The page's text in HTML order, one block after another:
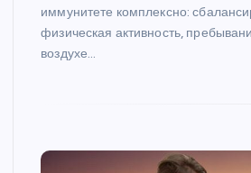
иммунитете комплексно:
физическая активность,
воздухе…